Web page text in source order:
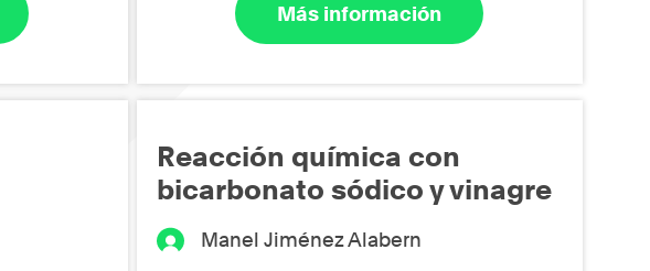
Más información
Reacción química con
bicarbonato sódico y vinagre
Manel Jiménez Alabern